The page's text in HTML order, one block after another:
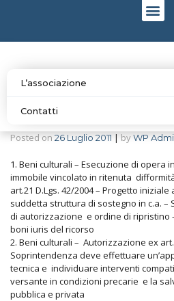
L’associazione
Contatti
Posted on26 Luglio 2011|byWP
1. Beni culturali – Esecuzione di opera
immobile vincolato in ritenuta
art.21 D.Lgs. 42/2004 – Progetto
suddetta struttura di sostegno in c.a. –
di autorizzazione e ordine di
boni iuris del ricorso
2. Beni culturali – Autorizzazione ex art.
Soprintendenza deve effettuare
tecnica e individuare interventi
versante in condizioni precarie e la
pubblica e privata